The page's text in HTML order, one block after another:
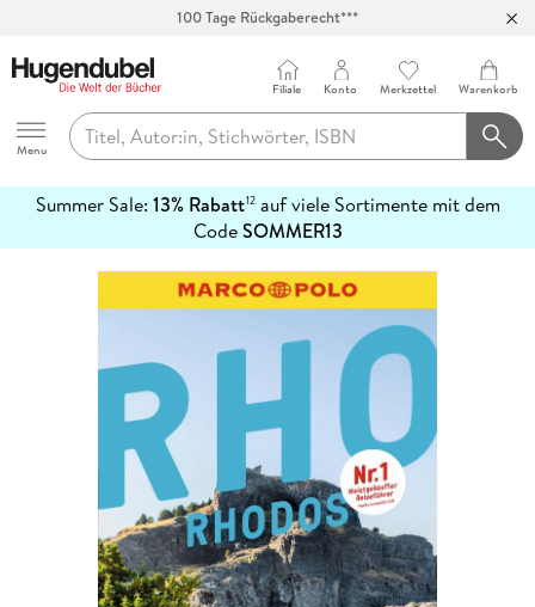
100 Tage Rückgaberecht***
Hugendubel
Menu
Filiale Konto Merkzettel Warenkorb
Summer Sale: 13% Rabatt12auf viele Sortimente mit dem
CodeSOMMER13
erfahren